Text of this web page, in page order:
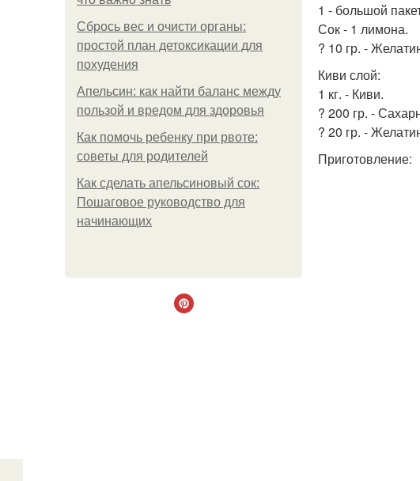
Сбрось вес и очисти органы:
простой план детоксикации для
похудения
Апельсин: как найти баланс между
пользой и вредом для здоровья
Как помочь ребенку при рвоте:
советы для родителей
Как сделать апельсиновый сок:
Пошаговое руководство для
начинающих
1 - большой
Сок - 1 лимона.
? 10 гр. -
Киви слой:
1 кг. - Киви.
? 200 гр. -
? 20 гр. -
Приготовление: